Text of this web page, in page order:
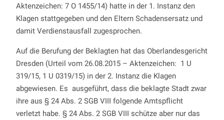
Aktenzeichen: 7 O 1455/14) hatte in der 1. Instanz den
Klagen stattgegeben und den Eltern Schadensersatz und
damit Verdienstausfall zugesprochen.
Auf die Berufung der Beklagten hat das Oberlandesgericht
Dresden (Urteil vom 26.08.2015 – Aktenzeichen: 1 U
319/15, 1 U 0319/15) in der 2. Instanz die Klagen
abgewiesen. Es ausgeführt, dass die beklagte Stadt zwar
ihre aus § 24 Abs. 2 SGB VIII folgende Amtspflicht
verletzt habe. § 24 Abs. 2 SGB VIII schütze aber nur das